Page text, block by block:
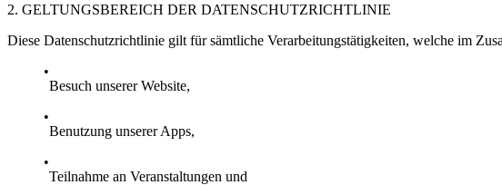
2. GELTUNGSBEREICH DER DATENSCHUTZRICHTLINIE
Diese Datenschutzrichtlinie gilt für sämtliche Verarbeitungstätigkeiten, welche im
Besuch unserer Website,
Benutzung unserer Apps,
Teilnahme an Veranstaltungen und